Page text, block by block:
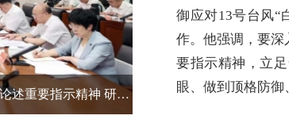
省委常委会召开会议 认真学习贯彻习近平总书记重要论述重要指示精神 研究我省贯彻落实意见 省委书记王浩主持 省委书记王浩主持召开防
御应对13号台风“
作。他强调，要
要指示精神，立
眼、做到顶格防御